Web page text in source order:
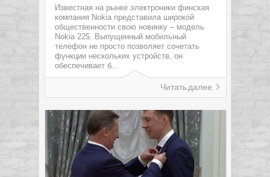
Известная на рынке электроники финская
компания Nokia представила широкой
общественности свою новинку – модель
Nokia 225. Выпущенный мобильный
телефон не просто позволяет сочетать
функции нескольких устройств, он
обеспечивает б...
Читать далее